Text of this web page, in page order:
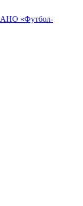
АНО «Футбол-